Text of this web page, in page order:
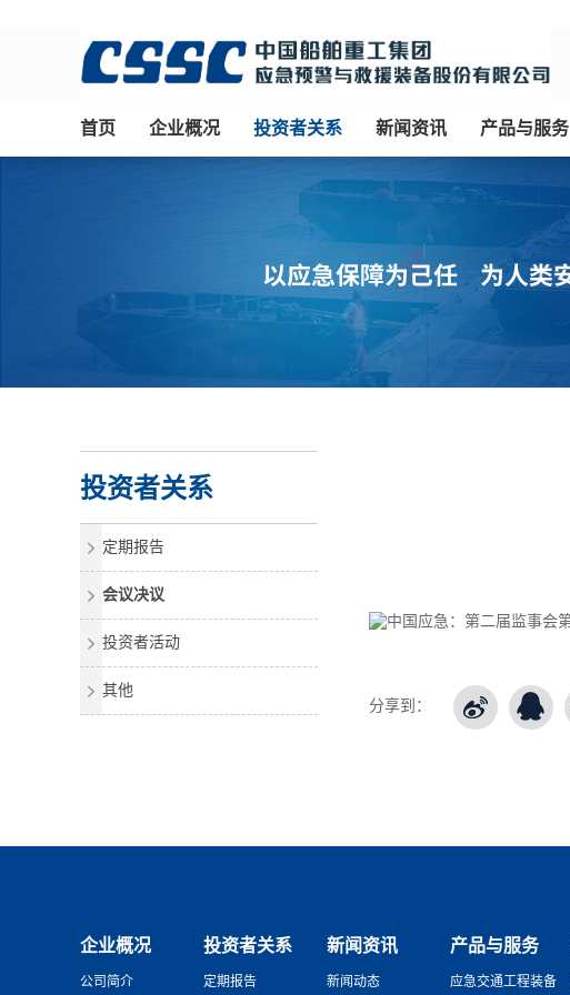
首页 企业概况 投资者关系 新闻资讯 产品与服务
投资者关系
定期报告
会议决议
投资者活动
其他
分享到：
企业概况
公司简介
投资者关系
定期报告
新闻资讯
新闻动态
产品与服务
应急交通工程装备